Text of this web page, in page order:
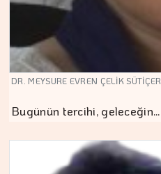
DR. MEYSURE EVREN ÇELİK SÜTİÇER
Bugünün tercihi, geleceğin…